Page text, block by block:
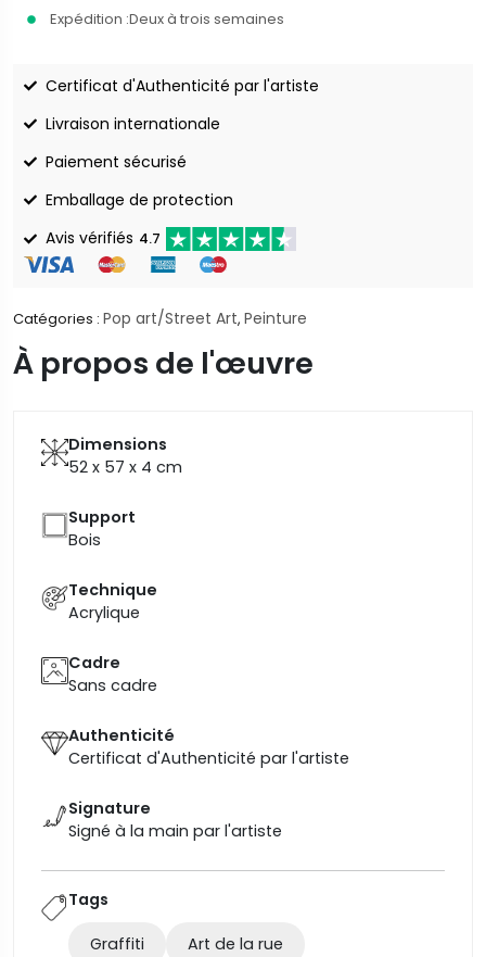
Expédition :Deux à trois semaines
Certificat d'Authenticité par l'artiste
Livraison internationale
Paiement sécurisé
Emballage de protection
Avis vérifiés 4.7
Catégories : Pop art/Street Art, Peinture
À propos de l'œuvre
Dimensions
52 x 57 x 4 cm
Support
Bois
Technique
Acrylique
Cadre
Sans cadre
Authenticité
Certificat d'Authenticité par l'artiste
Signature
Signé à la main par l'artiste
Tags
Graffiti Art de la rue